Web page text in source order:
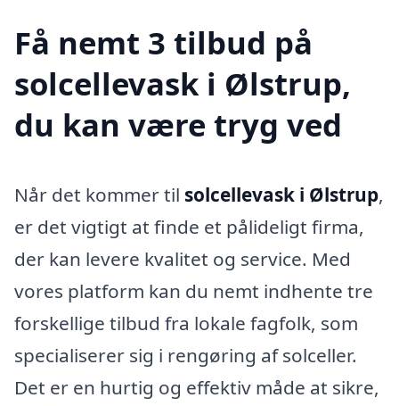
Få nemt 3 tilbud på
solcellevask i Ølstrup,
du kan være tryg ved
Når det kommer til solcellevask i Ølstrup,
er det vigtigt at finde et pålideligt firma,
der kan levere kvalitet og service. Med
vores platform kan du nemt indhente tre
forskellige tilbud fra lokale fagfolk, som
specialiserer sig i rengøring af solceller.
Det er en hurtig og effektiv måde at sikre,